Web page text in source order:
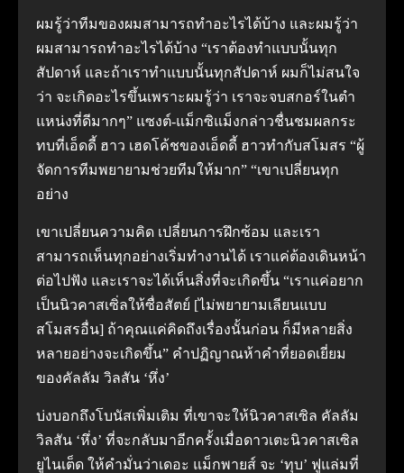
ผมรู้ว่าทีมของผมสามารถทําอะไรได้บ้าง และผมรู้ว่า
ผมสามารถทําอะไรได้บ้าง “เราต้องทําแบบนั้นทุก
สัปดาห์ และถ้าเราทําแบบนั้นทุกสัปดาห์ ผมก็ไม่สนใจ
ว่า จะเกิดอะไรขึ้นเพราะผมรู้ว่า เราจะจบสกอร์ในตํา
แหน่งที่ดีมากๆ” แซงต์-แม็กซิแม็งกล่าวชื่นชมผลกระ
ทบที่เอ็ดดี้ ฮาว เฮดโค้ชของเอ็ดดี้ ฮาวทํากับสโมสร “ผู้
จัดการทีมพยายามช่วยทีมให้มาก” “เขาเปลี่ยนทุก
อย่าง
เขาเปลี่ยนความคิด เปลี่ยนการฝึกซ้อม และเรา
สามารถเห็นทุกอย่างเริ่มทํางานได้ เราแค่ต้องเดินหน้า
ต่อไปฟัง และเราจะได้เห็นสิ่งที่จะเกิดขึ้น “เราแค่อยาก
เป็นนิวคาสเซิ่ลให้ซื่อสัตย์ [ไม่พยายามเลียนแบบ
สโมสรอื่น] ถ้าคุณแค่คิดถึงเรื่องนั้นก่อน ก็มีหลายสิ่ง
หลายอย่างจะเกิดขึ้น” คําปฏิญาณห้าคําที่ยอดเยี่ยม
ของคัลลัม วิลสัน ‘หึ่ง’
บ่งบอกถึงโบนัสเพิ่มเติม ที่เขาจะให้นิวคาสเซิล คัลลัม
วิลสัน ‘หึ่ง’ ที่จะกลับมาอีกครั้งเมื่อดาวเตะนิวคาสเซิล
ยูไนเต็ด ให้คํามั่นว่าเดอะ แม็กพายส์ จะ ‘ทุบ’ ฟูแล่มที่